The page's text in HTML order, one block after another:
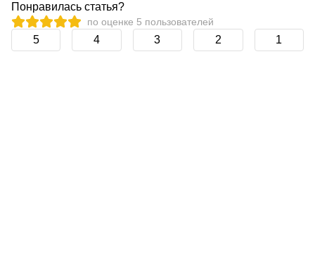
Понравилась статья?
по оценке 5 пользователей
5 4 3 2 1